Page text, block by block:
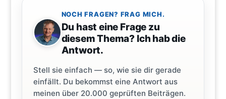
NOCH FRAGEN? FRAG MICH.
Du hast eine Frage zu
diesem Thema? Ich hab die
Antwort.
Stell sie einfach — so, wie sie dir gerade
einfällt. Du bekommst eine Antwort aus
meinen über 20.000 geprüften Beiträgen.